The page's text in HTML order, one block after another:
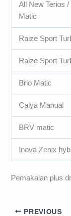
All New Terios
Matic
Raize Sport
Raize Sport
Brio Matic
Calya Manual
BRV matic
Inova Zenix
Pemakaian plus
PREVIOUS